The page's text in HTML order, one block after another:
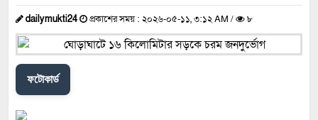
dailymukti24 প্রকাশের সময় : ২০২৬-০৫-১১, ৩:১২ AM / ৮
ফটোকার্ড